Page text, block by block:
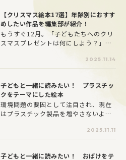
【クリスマス絵本17選】年齢別におすす
めしたい作品を編集部が紹介！
もうすぐ12月。「子どもたちへのクリ
スマスプレゼントは何にしよう？」と
でしょうか。絵がカラフルで、心に残
るハートフルなストーリーが多いクリ
たりの贈り物です。とはいえ、絵本は
あまりに種類が多くて、どれを選んだ
らいいのか迷ってしまうもの。そこ
で、ヨメルバ編集部が、年齢別のおす
てみました。お子さんの心に残る一冊
2025.11.14
子どもと一緒に読みたい！ プラスチッ
クをテーマにした絵本
環境問題の要因として注目され、現在
はプラスチック製品を増やさないよう
が法律によって義務付けられていま
す。今回は、このプラスチック製品が
2025.11.11
子どもと一緒に読みたい！ おばけをテ